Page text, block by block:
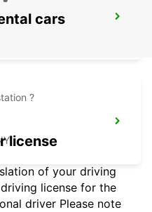
cars
?
license
of your driving
license for the
driver Please note